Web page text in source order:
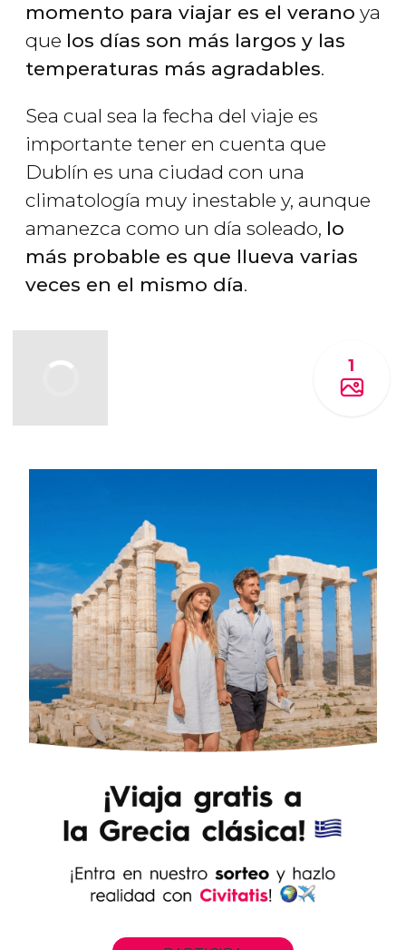
momento para viajar es el verano ya
que los días son más largos y las
temperaturas más agradables.
Sea cual sea la fecha del viaje es
importante tener en cuenta que
Dublín es una ciudad con una
climatología muy inestable y, aunque
amanezca como un día soleado, lo
más probable es que llueva varias
veces en el mismo día.
1